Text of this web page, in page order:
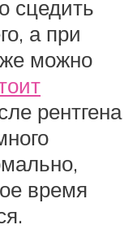
сцедить
а при
можно
рентгена
время